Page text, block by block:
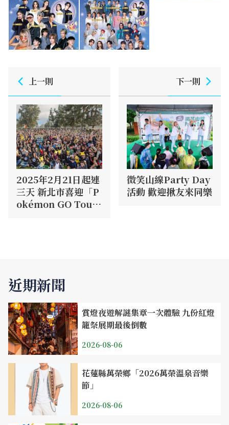
上一則
2025年2月21日起連
三天 新北市喜迎「P
okémon GO Tou
下一則
微笑山線Party Day
活動 歡迎揪友來同樂
近期新聞
賞燈夜遊解謎集章一次體驗 九份紅燈
籠祭展期最後倒數
2026-08-06
花蓮縣萬榮鄉「2026萬榮溫泉音樂
節」
2026-08-06